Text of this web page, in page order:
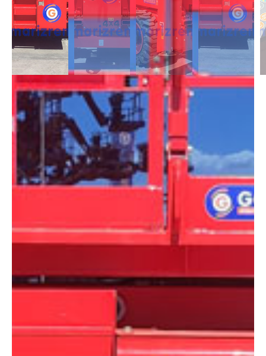
DESCRIPCIÓN
Las Tijeras Diésel destacan por tener una cesta de gran dimensión, cuya
plataforma es extensible. Además, cuenta con estabilizadores para
obtener una mayor seguridad en trabajos de gran altura y superficies
con pendiente. Disponibles con altura de 10m a 28m
Altura:12 metros
Altura plataforma:
Alcance lateral:0 m
Altura almacenaje: 2.74 m
Anchura:2.30 m